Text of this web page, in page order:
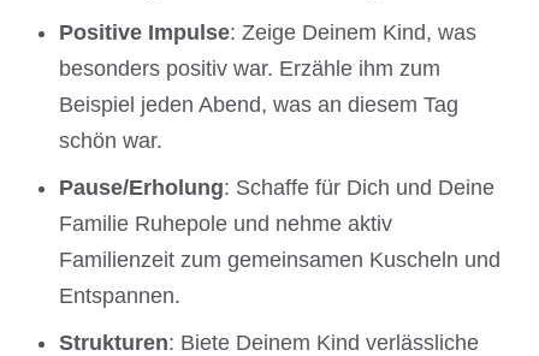
Positive Impulse: Zeige Deinem Kind, was
besonders positiv war. Erzähle ihm zum
Beispiel jeden Abend, was an diesem Tag
schön war.
Pause/Erholung: Schaffe für Dich und Deine
Familie Ruhepole und nehme aktiv
Familienzeit zum gemeinsamen Kuscheln und
Entspannen.
Strukturen: Biete Deinem Kind verlässliche